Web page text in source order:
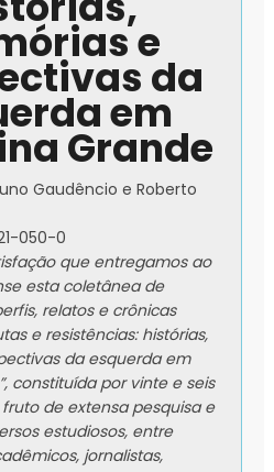
e
da
em
Grande
Gaudêncio e Roberto
050-0
que entregamos ao
esta coletânea de
relatos e crônicas
e resistências: histórias,
da esquerda em
constituída por vinte e seis
de extensa pesquisa e
estudiosos, entre
jornalistas,